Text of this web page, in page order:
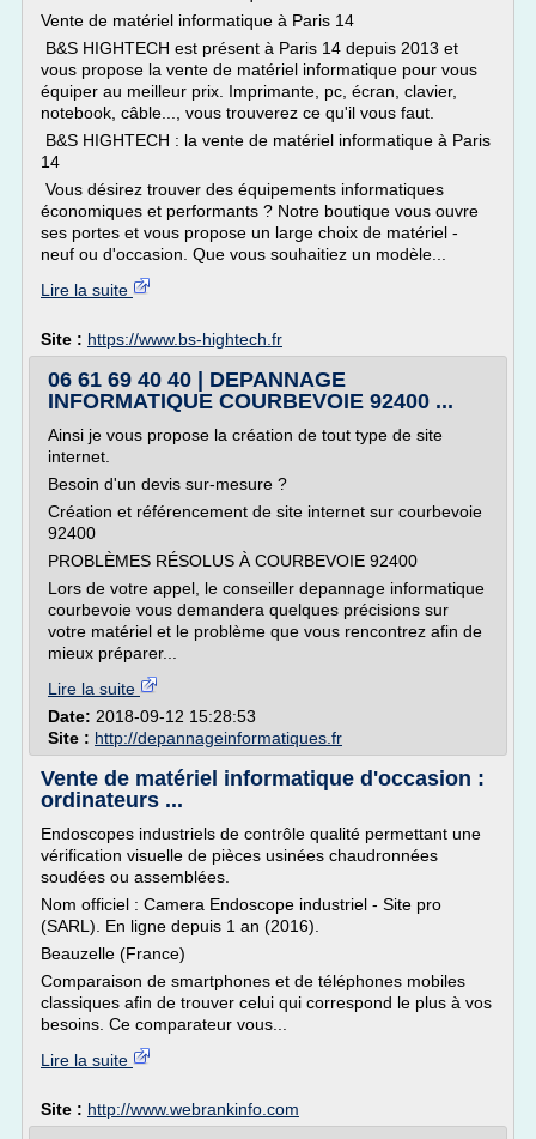
Vente de matériel informatique à Paris 14
B&S HIGHTECH est présent à Paris 14 depuis 2013 et
vous propose la vente de matériel informatique pour vous
équiper au meilleur prix. Imprimante, pc, écran, clavier,
notebook, câble..., vous trouverez ce qu'il vous faut.
B&S HIGHTECH : la vente de matériel informatique à Paris
14
Vous désirez trouver des équipements informatiques
économiques et performants ? Notre boutique vous ouvre
ses portes et vous propose un large choix de matériel -
neuf ou d'occasion. Que vous souhaitiez un modèle...
Lire la suite
Site : https://www.bs-hightech.fr
06 61 69 40 40 | DEPANNAGE
INFORMATIQUE COURBEVOIE 92400 ...
Ainsi je vous propose la création de tout type de site
internet.
Besoin d'un devis sur-mesure ?
Création et référencement de site internet sur courbevoie
92400
PROBLÈMES RÉSOLUS À COURBEVOIE 92400
Lors de votre appel, le conseiller depannage informatique
courbevoie vous demandera quelques précisions sur
votre matériel et le problème que vous rencontrez afin de
mieux préparer...
Lire la suite
Date: 2018-09-12 15:28:53
Site : http://depannageinformatiques.fr
Vente de matériel informatique d'occasion :
ordinateurs ...
Endoscopes industriels de contrôle qualité permettant une
vérification visuelle de pièces usinées chaudronnées
soudées ou assemblées.
Nom officiel : Camera Endoscope industriel - Site pro
(SARL). En ligne depuis 1 an (2016).
Beauzelle (France)
Comparaison de smartphones et de téléphones mobiles
classiques afin de trouver celui qui correspond le plus à vos
besoins. Ce comparateur vous...
Lire la suite
Site : http://www.webrankinfo.com